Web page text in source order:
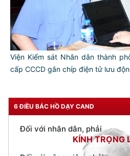
Viện Kiểm sát Nhân dân thành
cấp CCCD gắn chíp điện tử lưu
6 ĐIỀU BÁC HỒ DẠY CAND
CẦN, KIỆM,
Đối với đồng sự, phải
THÂN ÁI
Đối với chính phủ, phải
TUYỆT ĐỐI
KÍNH TRỌNG
Đối với công việc, phải
TẬN TỤY
Đối với địch, phải
CƯƠNG QUYẾT,